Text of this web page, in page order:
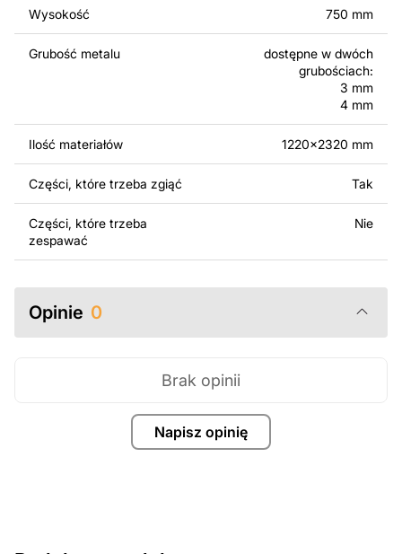
Za dodatkową opłatą możemy dostosować projekt
poprzez dodanie tekstu, obrazów lub logo Twojej firmy
albo wprowadzenie innych modyfikacji według Twoich
potrzeb. Jeśli potrzebujesz indywidualnego projektu
Jeśli masz jakiekolwiek pytania lub potrzebujesz
pomocy, skontaktuj się z nami w dowolnym momencie –
zawsze chętnie pomożemy.
Wysokość 750 mm
Grubość metalu
dostępne w dwóch
grubościach:
3 mm
4 mm
Ilość materiałów 1220x2320 mm
Części, które trzeba zgiąć Tak
Części, które trzeba
zespawać
Nie
Opinie 0
Napisz opinię
Brak opinii